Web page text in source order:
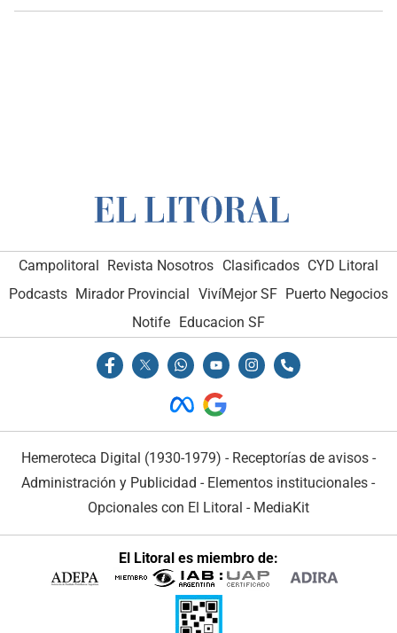
Campolitoral Revista Nosotros Clasificados CYD Litoral
Podcasts Mirador Provincial VivíMejor SF Puerto Negocios
Notife Educacion SF
Hemeroteca Digital (1930-1979) - Receptorías de avisos -
Administración y Publicidad - Elementos institucionales -
Opcionales con El Litoral - MediaKit
El Litoral es miembro de: